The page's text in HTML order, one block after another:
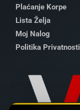
Plaćanje Korpe
Lista Želja
Moj Nalog
Politika Privatnosti